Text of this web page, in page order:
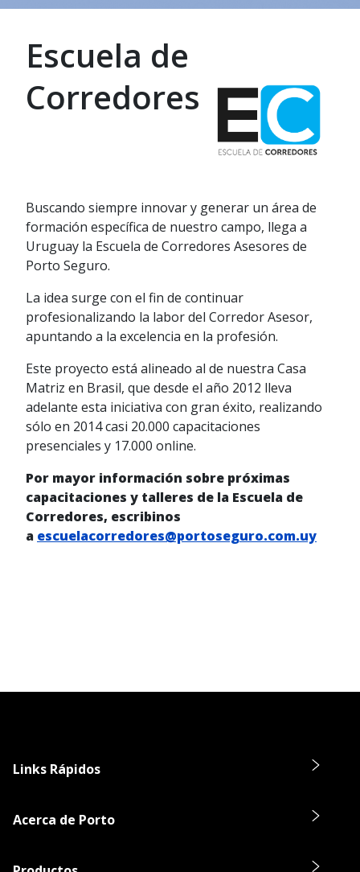
Escuela de
Corredores
Buscando siempre innovar y generar un área de
formación específica de nuestro campo, llega a
Uruguay la Escuela de Corredores Asesores de
Porto Seguro.
La idea surge con el fin de continuar
profesionalizando la labor del Corredor Asesor,
apuntando a la excelencia en la profesión.
Este proyecto está alineado al de nuestra Casa
Matriz en Brasil, que desde el año 2012 lleva
adelante esta iniciativa con gran éxito, realizando
sólo en 2014 casi 20.000 capacitaciones
presenciales y 17.000 online.
Por mayor información sobre próximas
capacitaciones y talleres de la Escuela de
Corredores, escribinos
a escuelacorredores@portoseguro.com.uy
Links Rápidos
Acerca de Porto